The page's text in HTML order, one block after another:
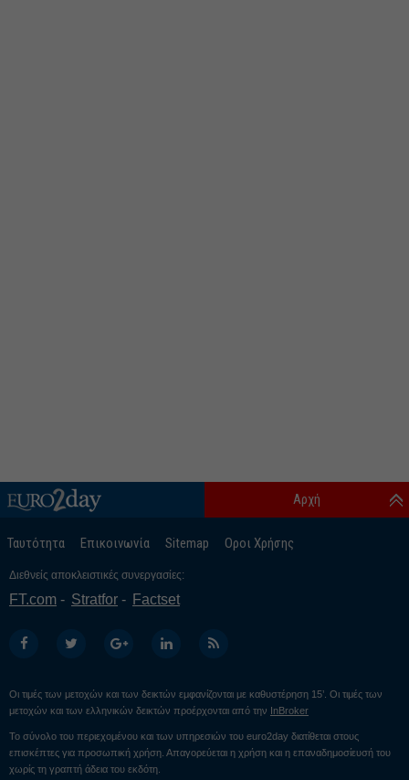
Ταυτότητα Επικοινωνία Sitemap Οροι Χρήσης
Αρχή
Διεθνείς αποκλειστικές συνεργασίες:
FT.com Stratfor Factset
Οι τιμές των μετοχών και των δεικτών εμφανίζονται με καθυστέρηση 15’. Οι τιμές των
μετοχών και των ελληνικών δεικτών προέρχονται από την InBroker
Το σύνολο του περιεχομένου και των υπηρεσιών του euro2day διατίθεται στους
επισκέπτες για προσωπική χρήση. Απαγορεύεται η χρήση και η επαναδημοσίευσή του
χωρίς τη γραπτή άδεια του εκδότη.